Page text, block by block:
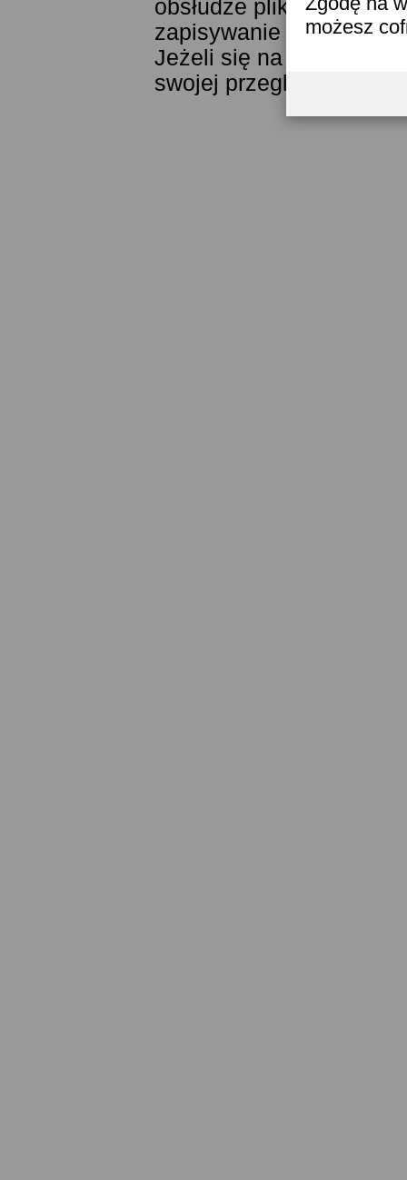
możesz
obsłudze plików
zapisywanie ich w
Jeżeli się na to nie
swojej przeglądarki.